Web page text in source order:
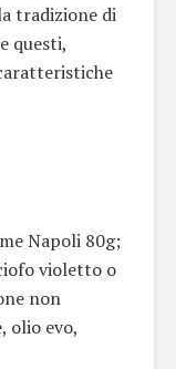
tradizione di
questi,
Napoli 80g;
violetto o
non
olio evo,